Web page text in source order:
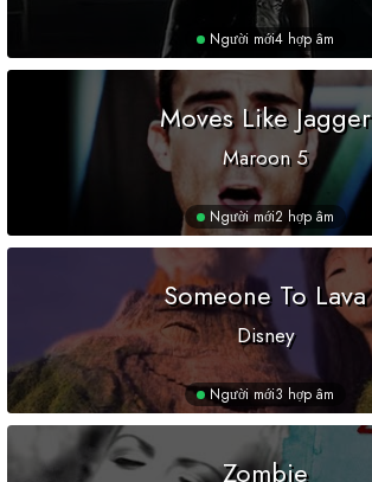
Người mới4 hợp âm
Moves Like Jagger
Maroon 5
Người mới2 hợp âm
Someone To Lava
Disney
Người mới3 hợp âm
Zombie